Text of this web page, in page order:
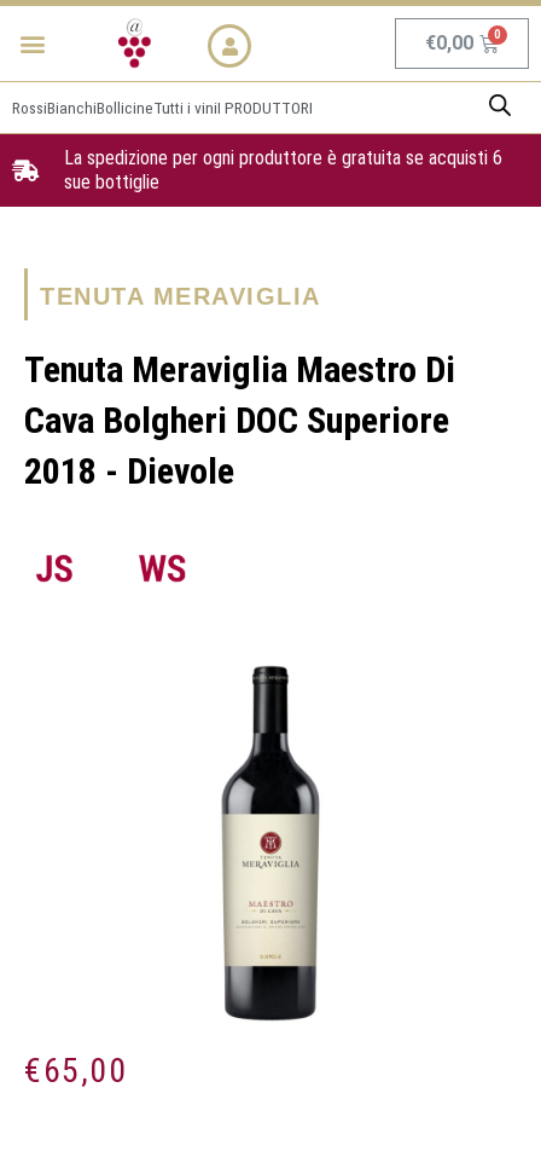
Vai
Menu €0,00
RossiBianchiBollicineTutti i viniI PRODUTTORI
La spedizione per ogni produttore è gratuita se acquisti 6
sue bottiglie
TENUTA MERAVIGLIA
Tenuta Meraviglia Maestro Di
Cava Bolgheri DOC Superiore
2018 - Dievole
€65,00